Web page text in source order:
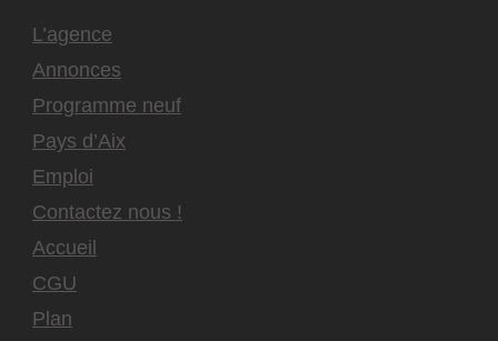
L’agence
Annonces
Programme neuf
Pays d’Aix
Emploi
Contactez nous !
Accueil
CGU
Plan